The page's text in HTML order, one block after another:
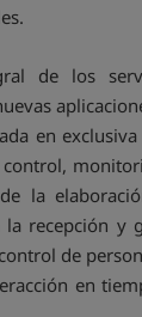
de los
en
la
la recepción y
de
en